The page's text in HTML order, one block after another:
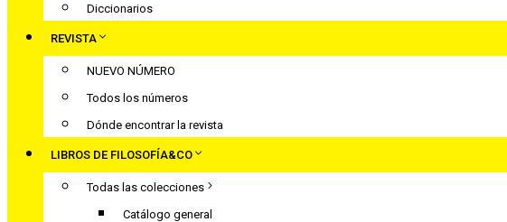
Diccionarios
REVISTA
NUEVO NÚMERO
Todos los números
Dónde encontrar la revista
LIBROS DE FILOSOFÍA&CO
Todas las colecciones
Catálogo general